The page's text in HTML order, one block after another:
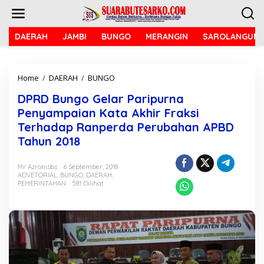
DAERAH JAMBI BUNGO MERANGIN SAROLANGUN
Home / DAERAH / BUNGO
R
D
B
u
o
P
a
r
i
DPRD Bungo Gelar Paripurna
Penyampaian Kata Akhir Fraksi
Terhadap Ranperda Perubahan APBD
Tahun 2018
Mr Azronisbs
6 September, 2018
ADVETORIAL, BUNGO, DAERAH,
PEMERINTAHAN
581 Dilihat